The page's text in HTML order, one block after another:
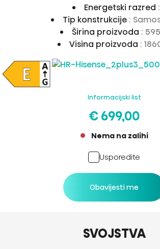
Energetski razred
Tip konstrukcije :
Širina proizvoda :
Visina proizvoda :
Informacijski list
€ 699,00
Nema na zalihi
Usporedite
Obavijesti me
SVOJSTVA